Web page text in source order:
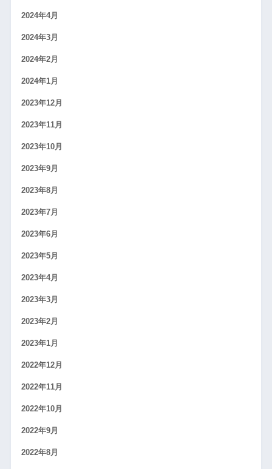
2024年4月
2024年3月
2024年2月
2024年1月
2023年12月
2023年11月
2023年10月
2023年9月
2023年8月
2023年7月
2023年6月
2023年5月
2023年4月
2023年3月
2023年2月
2023年1月
2022年12月
2022年11月
2022年10月
2022年9月
2022年8月